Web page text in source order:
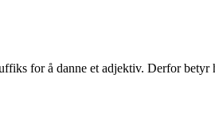
for å danne et adjektiv. Derfor